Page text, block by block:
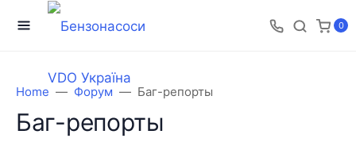
0
Home Форум Баг-репорты
Баг-репорты